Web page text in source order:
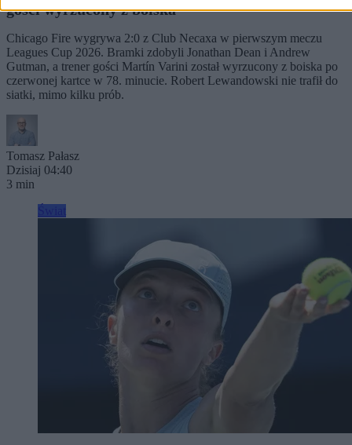
gości wyrzucony z boiska
Chicago Fire wygrywa 2:0 z Club Necaxa w pierwszym meczu
Leagues Cup 2026. Bramki zdobyli Jonathan Dean i Andrew
Gutman, a trener gości Martín Varini został wyrzucony z boiska po
czerwonej kartce w 78. minucie. Robert Lewandowski nie trafił do
siatki, mimo kilku prób.
Tomasz Pałasz
Dzisiaj 04:40
3 min